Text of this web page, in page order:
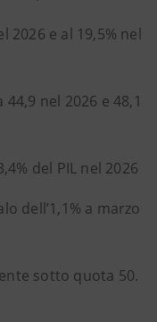
2026 e al 19,5% nel
44,9 nel 2026 e 48,1
del PIL nel 2026
dell’1,1% a marzo
sotto quota 50.